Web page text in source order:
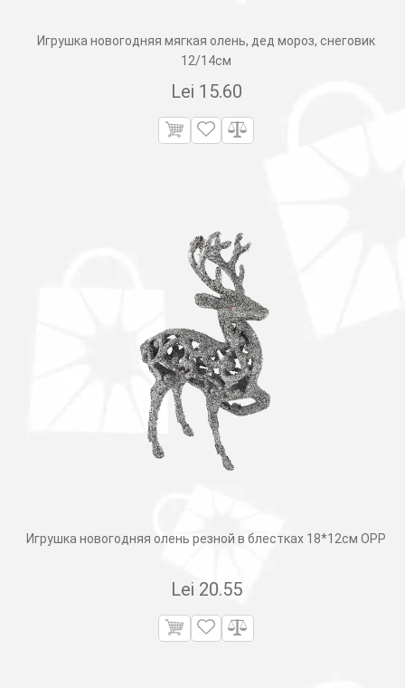
Игрушка новогодняя мягкая олень, дед мороз, снеговик
12/14см
Lei 15.60
Игрушка новогодняя олень резной в блестках 18*12см OPP
Lei 20.55